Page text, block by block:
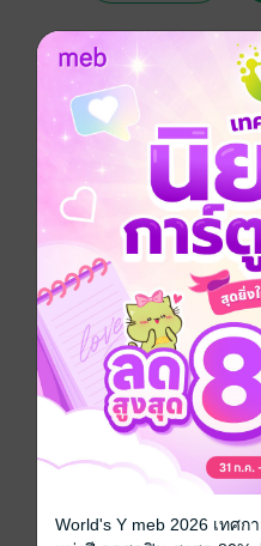
ซื้อเป็นของขวั
"ซีลีน" หญิงสาวที่พบว่าแฟน
บ้านอย่างเร่งรีบ จนกระทั่ง
คิดว่าเธอตายไปแล้ว แต่เปล่
ในร่างของนางเอกนิยายที่
ดรามา ตลก โรแมน
World's Y meb 2026 เทศ